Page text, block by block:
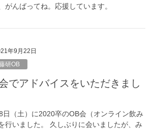
がんばってね。応援しています。
年9月22日
研OB
日（土）に2020卒のOB会（オンライン飲み
行いました。 久しぶりに会いましたが、み